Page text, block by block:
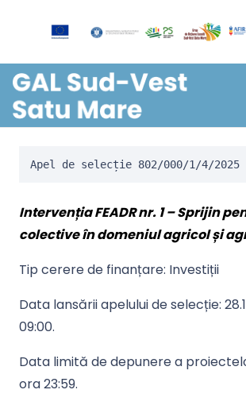
Apel de selecție 802/000/1/4/2025
Intervenția FEADR nr. 1 – Sprijin
colective în domeniul agricol și
Tip cerere de finanțare: Investiții
Data lansării apelului de selecție:
09:00.
Data limită de depunere a
ora 23:59.